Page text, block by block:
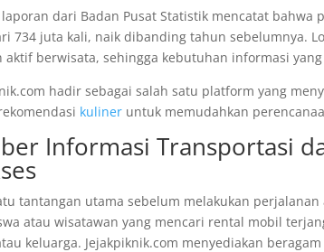
dari Badan Pusat Statistik mencatat
734 juta kali, naik dibanding tahun sebelumnya.
aktif berwisata, sehingga kebutuhan informasi
hadir sebagai salah satu platform yang
kuliner untuk memudahkan
Informasi Transportasi
tantangan utama sebelum melakukan
atau wisatawan yang mencari rental mobil
keluarga. Jejakpiknik.com menyediakan